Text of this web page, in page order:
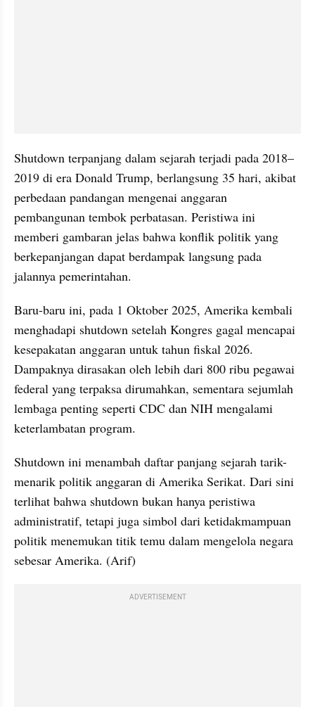
Shutdown terpanjang dalam sejarah terjadi pada 2018–
2019 di era Donald Trump, berlangsung 35 hari, akibat
perbedaan pandangan mengenai anggaran
pembangunan tembok perbatasan. Peristiwa ini
memberi gambaran jelas bahwa konflik politik yang
berkepanjangan dapat berdampak langsung pada
jalannya pemerintahan.
Baru-baru ini, pada 1 Oktober 2025, Amerika kembali
menghadapi shutdown setelah Kongres gagal mencapai
kesepakatan anggaran untuk tahun fiskal 2026.
Dampaknya dirasakan oleh lebih dari 800 ribu pegawai
federal yang terpaksa dirumahkan, sementara sejumlah
lembaga penting seperti CDC dan NIH mengalami
keterlambatan program.
Shutdown ini menambah daftar panjang sejarah tarik-
menarik politik anggaran di Amerika Serikat. Dari sini
terlihat bahwa shutdown bukan hanya peristiwa
administratif, tetapi juga simbol dari ketidakmampuan
politik menemukan titik temu dalam mengelola negara
sebesar Amerika. (Arif)
ADVERTISEMENT